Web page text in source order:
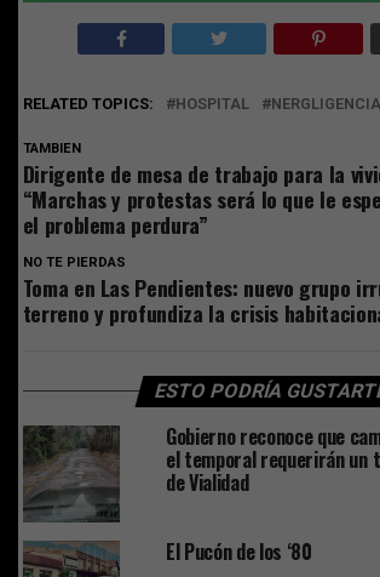
RELATED TOPICS: HOSPITAL NERGLIGENCIA
TAMBIEN
Dirigente de mesa de trabajo para la
“Marchas y protestas será lo que le
el problema perdura”
NO TE PIERDAS
Toma en Las Pendientes: nuevo grupo
terreno y profundiza la crisis
ESTO PODRÍA
Gobierno reconoce que
el temporal requerirán un
de Vialidad
El Pucón de los ‘80